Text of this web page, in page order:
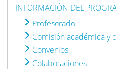
INFORMACIÓN DEL
Profesorado
Comisión académica y
Convenios
Colaboraciones